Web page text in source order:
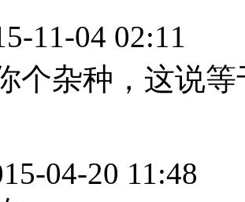
11-04 02:11
个杂种，这说等
04-20 11:48